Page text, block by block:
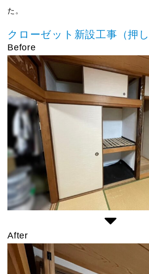
た。
クローゼット新設工事（押し
Before
After